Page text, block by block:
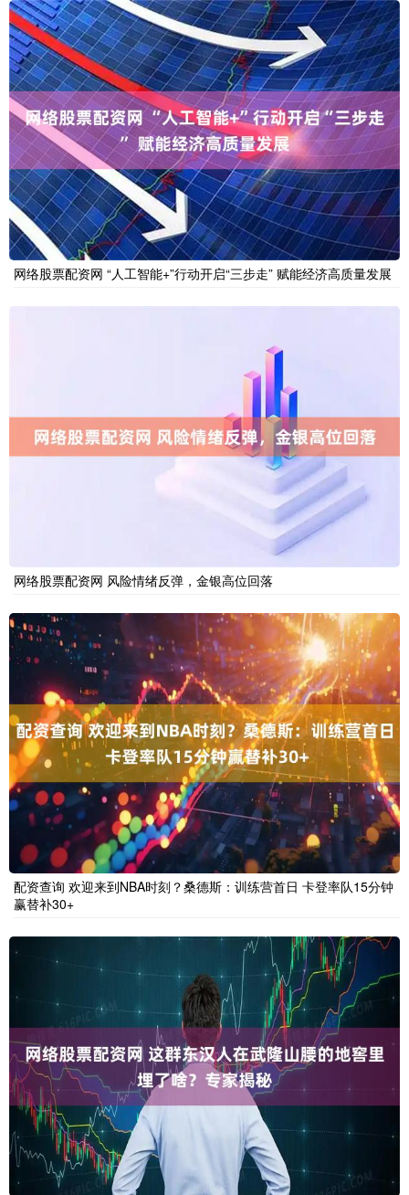
网络股票配资网 “人工智能+”行动开启“三步走” 赋能经济高质量发展
网络股票配资网 风险情绪反弹，金银高位回落
配资查询 欢迎来到NBA时刻？桑德斯：训练营首日 卡登率队15分钟
赢替补30+